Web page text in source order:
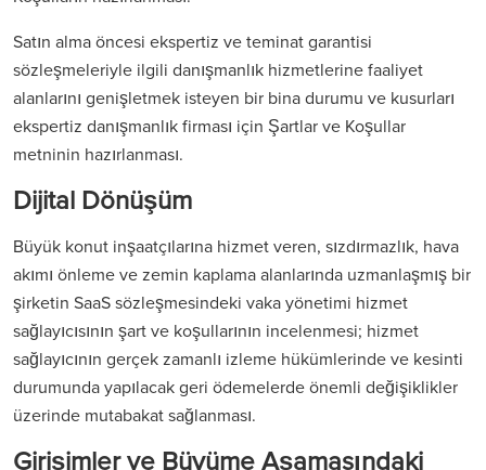
Satın alma öncesi ekspertiz ve teminat garantisi
sözleşmeleriyle ilgili danışmanlık hizmetlerine faaliyet
alanlarını genişletmek isteyen bir bina durumu ve kusurları
ekspertiz danışmanlık firması için Şartlar ve Koşullar
metninin hazırlanması.
Dijital Dönüşüm
Büyük konut inşaatçılarına hizmet veren, sızdırmazlık, hava
akımı önleme ve zemin kaplama alanlarında uzmanlaşmış bir
şirketin SaaS sözleşmesindeki vaka yönetimi hizmet
sağlayıcısının şart ve koşullarının incelenmesi; hizmet
sağlayıcının gerçek zamanlı izleme hükümlerinde ve kesinti
durumunda yapılacak geri ödemelerde önemli değişiklikler
üzerinde mutabakat sağlanması.
Girişimler ve Büyüme Aşamasındaki